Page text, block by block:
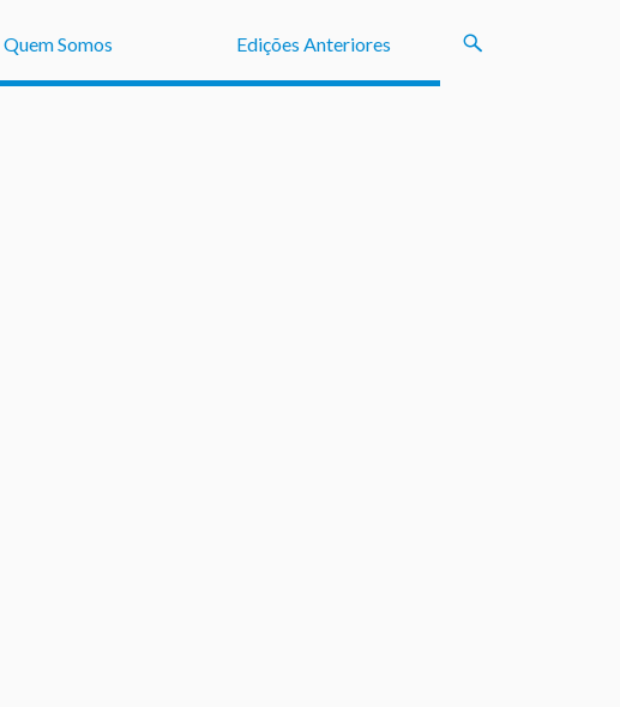
Quem Somos Edições Anteriores